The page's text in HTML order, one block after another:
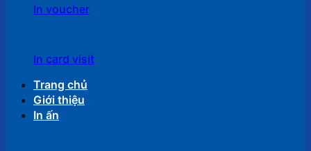
In voucher
In card visit
Trang chủ
Giới thiệu
In ấn